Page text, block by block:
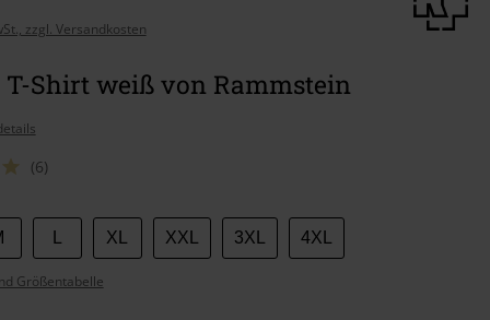
zzgl. Versandkosten
T-Shirt weiß von Rammstein
(6)
XL XXL 3XL 4XL
Größentabelle